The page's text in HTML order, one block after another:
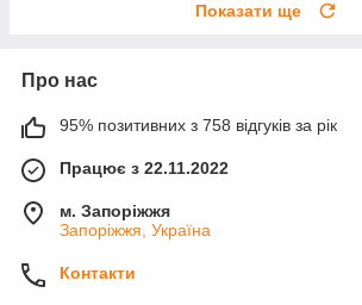
Показати ще
Про нас
95% позитивних з 758 відгуків за рік
Працює з 22.11.2022
м. Запоріжжя
Запоріжжя, Україна
Контакти